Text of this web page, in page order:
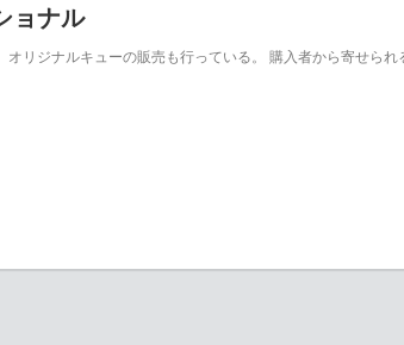
ョナル
オリジナルキューの販売も行っている。 購入者から寄せられ